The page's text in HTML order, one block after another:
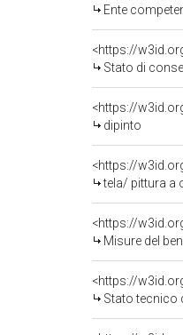
Ente competente per
<https://
Stato di
<https://
dipinto
<https://
tela/ pittura a
<https://
Misure del
<https://
Stato tecnico